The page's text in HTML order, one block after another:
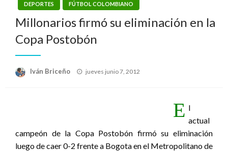
DEPORTES FÚTBOL COLOMBIANO
Millonarios firmó su eliminación en la
Copa Postobón
Iván Briceño
Publicado
jueves junio 7, 2012
E l
actual
campeón de la Copa Postobón firmó su eliminación
luego de caer 0-2 frente a Bogota en el Metropolitano de